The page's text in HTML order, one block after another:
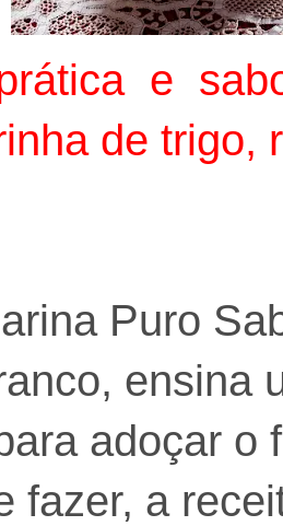
e
de trigo,
Puro
ensina
adoçar o
fazer, a